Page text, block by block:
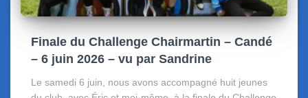
Finale du Challenge Chairmartin – Candé
– 6 juin 2026 – vu par Sandrine
Le samedi 6 juin, nous avons accompagné huit jeunes